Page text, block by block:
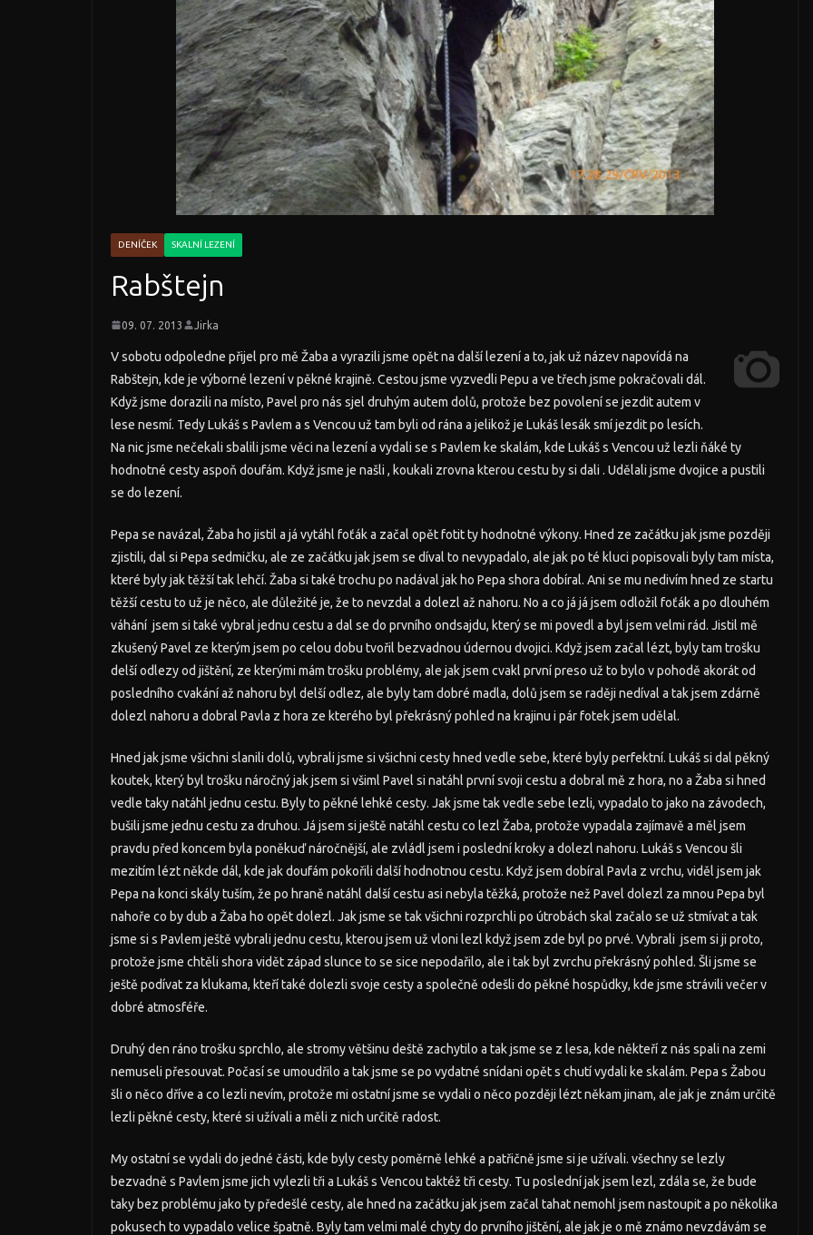
DENÍČEK SKALNÍ LEZENÍ
Rabštejn
09. 07. 2013 Jirka
V sobotu odpoledne přijel pro mě Žaba a vyrazili jsme opět na další lezení a to, jak už název napovídá na
Rabštejn, kde je výborné lezení v pěkné krajině. Cestou jsme vyzvedli Pepu a ve třech jsme pokračovali dál.
Když jsme dorazili na místo, Pavel pro nás sjel druhým autem dolů, protože bez povolení se jezdit autem v
lese nesmí. Tedy Lukáš s Pavlem a s Vencou už tam byli od rána a jelikož je Lukáš lesák smí jezdit po lesích.
Na nic jsme nečekali sbalili jsme věci na lezení a vydali se s Pavlem ke skalám, kde Lukáš s Vencou už lezli ňáké ty
hodnotné cesty aspoň doufám. Když jsme je našli , koukali zrovna kterou cestu by si dali . Udělali jsme dvojice a pustili
se do lezení.
Pepa se navázal, Žaba ho jistil a já vytáhl foťák a začal opět fotit ty hodnotné výkony. Hned ze začátku jak jsme později
zjistili, dal si Pepa sedmičku, ale ze začátku jak jsem se díval to nevypadalo, ale jak po té kluci popisovali byly tam místa,
které byly jak těžší tak lehčí. Žaba si také trochu po nadával jak ho Pepa shora dobíral. Ani se mu nedivím hned ze startu
těžší cestu to už je něco, ale důležité je, že to nevzdal a dolezl až nahoru. No a co já já jsem odložil foťák a po dlouhém
váhání jsem si také vybral jednu cestu a dal se do prvního ondsajdu, který se mi povedl a byl jsem velmi rád. Jistil mě
zkušený Pavel ze kterým jsem po celou dobu tvořil bezvadnou údernou dvojici. Když jsem začal lézt, byly tam trošku
delší odlezy od jištění, ze kterými mám trošku problémy, ale jak jsem cvakl první preso už to bylo v pohodě akorát od
posledního cvakání až nahoru byl delší odlez, ale byly tam dobré madla, dolů jsem se raději nedíval a tak jsem zdárně
dolezl nahoru a dobral Pavla z hora ze kterého byl překrásný pohled na krajinu i pár fotek jsem udělal.
Hned jak jsme všichni slanili dolů, vybrali jsme si všichni cesty hned vedle sebe, které byly perfektní. Lukáš si dal pěkný
koutek, který byl trošku náročný jak jsem si všiml Pavel si natáhl první svoji cestu a dobral mě z hora, no a Žaba si hned
vedle taky natáhl jednu cestu. Byly to pěkné lehké cesty. Jak jsme tak vedle sebe lezli, vypadalo to jako na závodech,
bušili jsme jednu cestu za druhou. Já jsem si ještě natáhl cestu co lezl Žaba, protože vypadala zajímavě a měl jsem
pravdu před koncem byla poněkuď náročnější, ale zvládl jsem i poslední kroky a dolezl nahoru. Lukáš s Vencou šli
mezitím lézt někde dál, kde jak doufám pokořili další hodnotnou cestu. Když jsem dobíral Pavla z vrchu, viděl jsem jak
Pepa na konci skály tuším, že po hraně natáhl další cestu asi nebyla těžká, protože než Pavel dolezl za mnou Pepa byl
nahoře co by dub a Žaba ho opět dolezl. Jak jsme se tak všichni rozprchli po útrobách skal začalo se už stmívat a tak
jsme si s Pavlem ještě vybrali jednu cestu, kterou jsem už vloni lezl když jsem zde byl po prvé. Vybrali jsem si ji proto,
protože jsme chtěli shora vidět západ slunce to se sice nepodařilo, ale i tak byl zvrchu překrásný pohled. Šli jsme se
ještě podívat za klukama, kteří také dolezli svoje cesty a společně odešli do pěkné hospůdky, kde jsme strávili večer v
dobré atmosféře.
Druhý den ráno trošku sprchlo, ale stromy většinu deště zachytilo a tak jsme se z lesa, kde někteří z nás spali na zemi
nemuseli přesouvat. Počasí se umoudřilo a tak jsme se po vydatné snídani opět s chutí vydali ke skalám. Pepa s Žabou
šli o něco dříve a co lezli nevím, protože mi ostatní jsme se vydali o něco později lézt někam jinam, ale jak je znám určitě
lezli pěkné cesty, které si užívali a měli z nich určitě radost.
My ostatní se vydali do jedné části, kde byly cesty poměrně lehké a patřičně jsme si je užívali. všechny se lezly
bezvadně s Pavlem jsme jich vylezli tři a Lukáš s Vencou taktéž tři cesty. Tu poslední jak jsem lezl, zdála se, že bude
taky bez problému jako ty předešlé cesty, ale hned na začátku jak jsem začal tahat nemohl jsem nastoupit a po několika
pokusech to vypadalo velice špatně. Byly tam velmi malé chyty do prvního jištění, ale jak je o mě známo nevzdávám se